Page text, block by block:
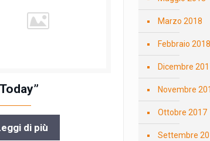
di più
Marzo 2018
Febbraio 2018
Dicembre
Novembre
Ottobre 2017
Settembre